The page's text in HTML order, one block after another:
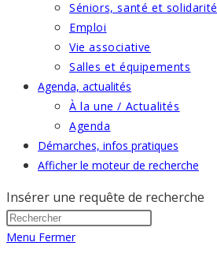
Séniors, santé et solidarité
Emploi
Vie associative
Salles et équipements
Agenda, actualités
À la une / Actualités
Agenda
Démarches, infos pratiques
Afficher le moteur de recherche
Insérer une requête de recherche
Menu Fermer